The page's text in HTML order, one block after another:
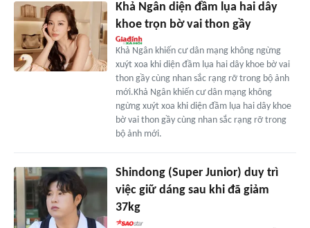
Khả Ngân diện đầm lụa hai dây
khoe trọn bờ vai thon gầy
Khả Ngân khiến cư dân mạng không ngừng
xuýt xoa khi diện đầm lụa hai dây khoe bờ vai
thon gầy cùng nhan sắc rạng rỡ trong bộ ảnh
mới.Khả Ngân khiến cư dân mạng không
ngừng xuýt xoa khi diện đầm lụa hai dây khoe
bờ vai thon gầy cùng nhan sắc rạng rỡ trong
bộ ảnh mới.
Shindong (Super Junior) duy trì
việc giữ dáng sau khi đã giảm
37kg